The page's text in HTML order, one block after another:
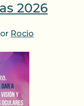
2026
Rocio